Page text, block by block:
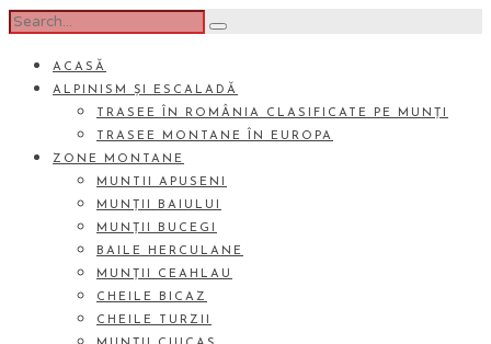
ACASĂ
ALPINISM ȘI ESCALADĂ
TRASEE ÎN ROMÂNIA CLASIFICATE PE MUNȚI
TRASEE MONTANE ÎN EUROPA
ZONE MONTANE
MUNTII APUSENI
MUNȚII BAIULUI
MUNȚII BUCEGI
BAILE HERCULANE
MUNȚII CEAHLAU
CHEILE BICAZ
CHEILE TURZII